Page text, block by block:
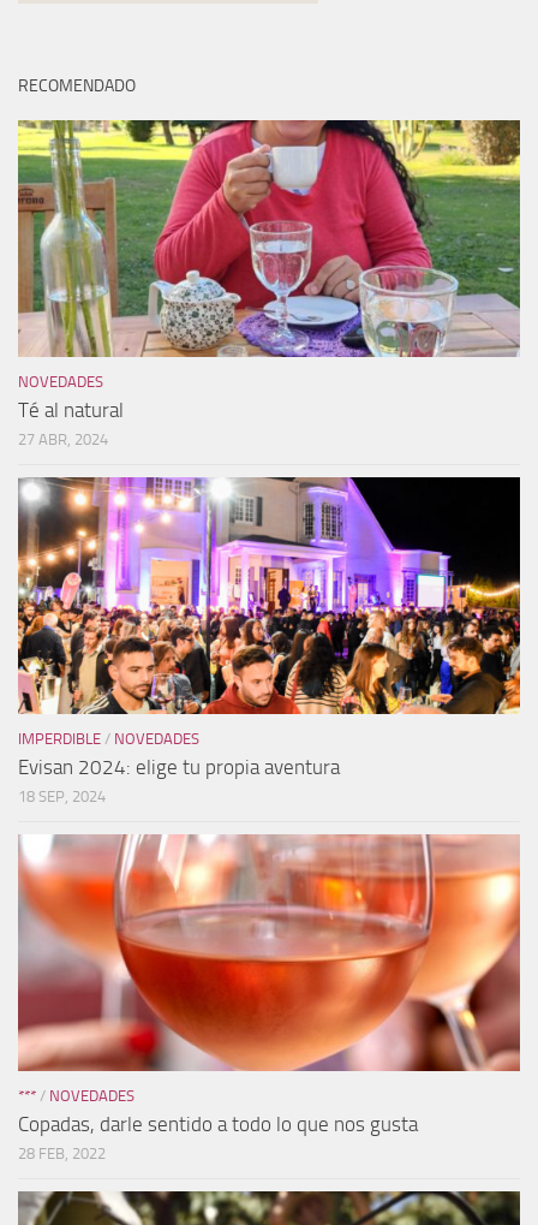
RECOMENDADO
NOVEDADES
Té al natural
27 ABR, 2024
IMPERDIBLE / NOVEDADES
Evisan 2024: elige tu propia aventura
18 SEP, 2024
*** / NOVEDADES
Copadas, darle sentido a todo lo que nos gusta
28 FEB, 2022